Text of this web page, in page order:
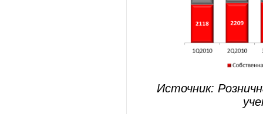
Источник: